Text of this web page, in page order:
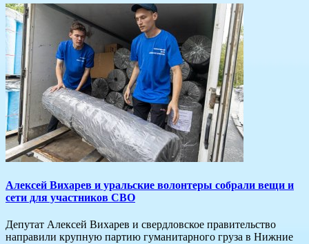
Алексей Вихарев и уральские волонтеры собрали вещи и
сети для участников СВО
Депутат Алексей Вихарев и свердловское правительство
направили крупную партию гуманитарного груза в Нижние